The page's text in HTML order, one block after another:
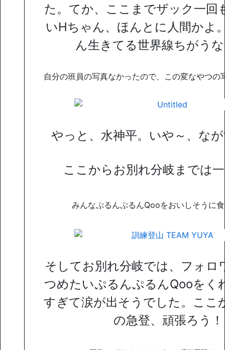
た。てか、ここまでザック一回
いHちゃん、ほんとに人間かよ
ん生きてる世界線ちがう
自分の班員の写真なかったので、この変なやつの
やっと、水神平。いや～、な
ここからお別れ分岐までは
みんなぷるんぷるんQooをおいしそうに
そしてお別れ分岐では、フォロ
つめたいぷるんぷるんQooをく
すぎて涙が出そうでした。ここ
の急登、頑張ろう！